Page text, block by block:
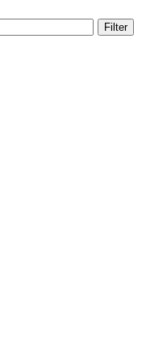
Filter